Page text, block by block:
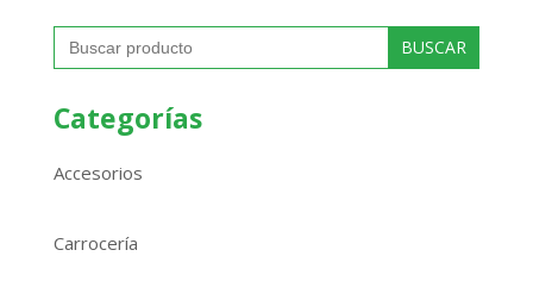
Buscar:
Categorías
Accesorios
Carrocería